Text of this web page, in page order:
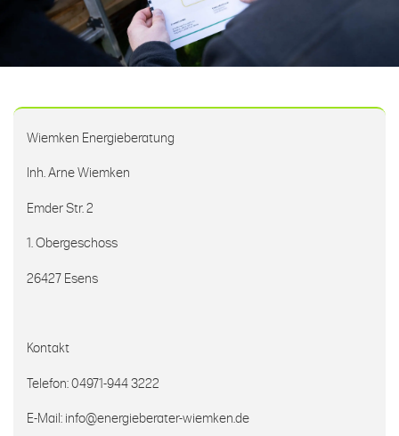
Wiemken Energieberatung
Inh. Arne Wiemken
Emder Str. 2
1. Obergeschoss
26427 Esens
Kontakt
Telefon:04971-944 3222
E-Mail: info@energieberater-wiemken.de